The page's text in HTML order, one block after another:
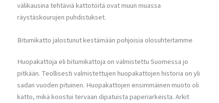
välikausina tehtäviä kattotöitä ovat muun muassa
räystäskourujen puhdistukset.
Bitumikatto jalostunut kestämään pohjoisia olosuhteitamme
Huopakattoja eli bitumikattoja on valmistettu Suomessa jo
pitkään. Teollisesti valmistettujen huopakattojen historia on yli
sadan vuoden pituinen. Huopakattojen ensimmäinen muoto oli
katto, mikä koostui tervaan dipatuista paperiarkeista. Arkit